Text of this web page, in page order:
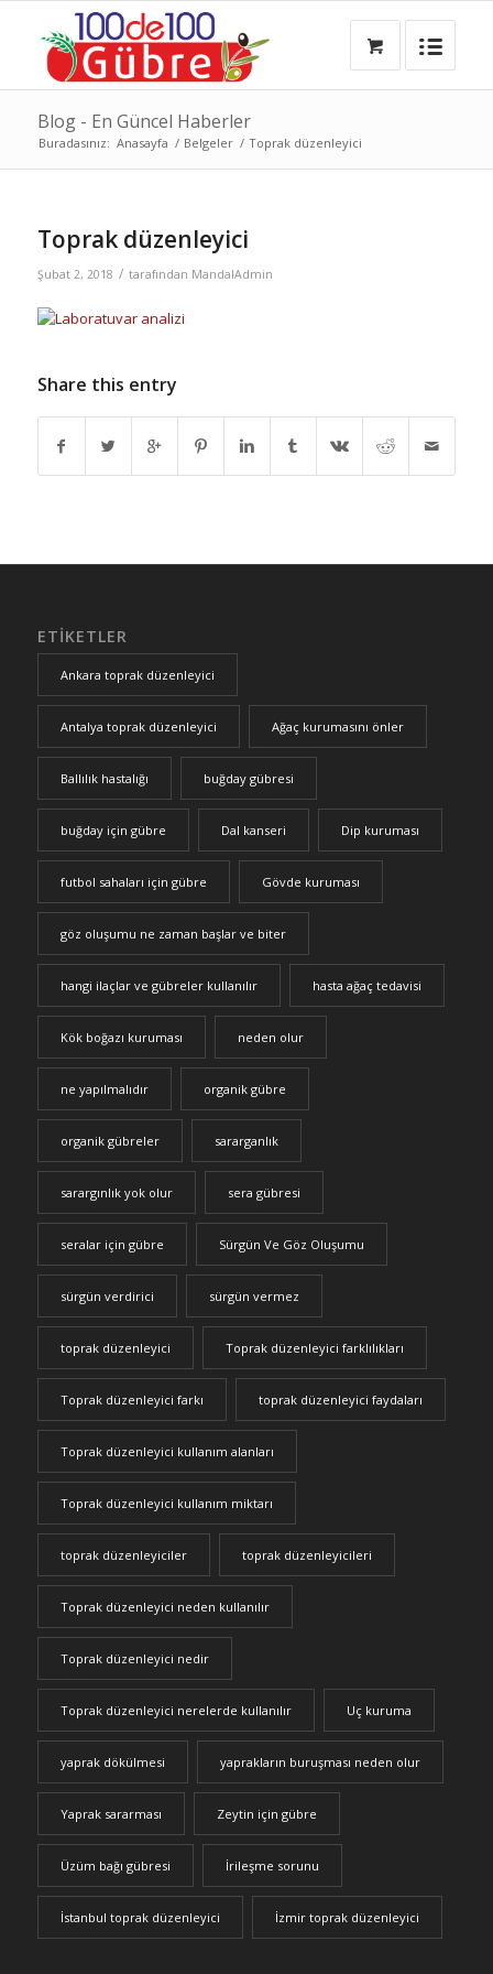
Blog - En Güncel Haberler
Buradasınız: Anasayfa / Belgeler / Toprak düzenleyici
Toprak düzenleyici
Şubat 2, 2018 / tarafından MandalAdmin
Share this entry
ETIKETLER
Ankara toprak düzenleyici
Antalya toprak düzenleyici Ağaç kurumasını önler
Ballılık hastalığı buğday gübresi
buğday için gübre Dal kanseri Dip kuruması
futbol sahaları için gübre Gövde kuruması
göz oluşumu ne zaman başlar ve biter
hangi ilaçlar ve gübreler kullanılır hasta ağaç tedavisi
Kök boğazı kuruması neden olur
ne yapılmalıdır organik gübre
organik gübreler sararganlık
sarargınlık yok olur sera gübresi
seralar için gübre Sürgün Ve Göz Oluşumu
sürgün verdirici sürgün vermez
toprak düzenleyici Toprak düzenleyici farklılıkları
Toprak düzenleyici farkı toprak düzenleyici faydaları
Toprak düzenleyici kullanım alanları
Toprak düzenleyici kullanım miktarı
toprak düzenleyiciler toprak düzenleyicileri
Toprak düzenleyici neden kullanılır
Toprak düzenleyici nedir
Toprak düzenleyici nerelerde kullanılır Uç kuruma
yaprak dökülmesi yaprakların buruşması neden olur
Yaprak sararması Zeytin için gübre
Üzüm bağı gübresi İrileşme sorunu
İstanbul toprak düzenleyici İzmir toprak düzenleyici